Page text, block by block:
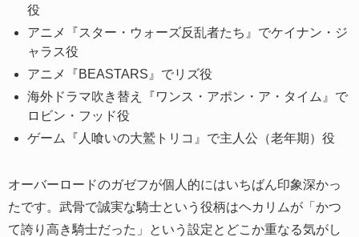
役
アニメ『スター・ウォーズ反乱者たち』でケイナン・ジ
ャラス役
アニメ『BEASTARS』でリズ役
海外ドラマ吹き替え『ワンス・アポン・ア・タイム』で
ロビン・フッド役
ゲーム『人喰いの大鷲トリコ』で主人公（老年期）役
オーバーロードのガゼフが個人的にはいちばん印象深かっ
たです。武骨で誠実な騎士という役柄はヘカリムが「かつ
て誇り高き騎士だった」という設定とどこか重なる気がし